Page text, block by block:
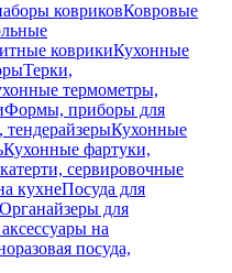
ковриковКовровые
коврикиКухонные
Терки,
термометры,
Формы, приборы для
Кухонные
Кухонные фартуки,
сервировочные
кухнеПосуда для
Органайзеры для
на
посуда,